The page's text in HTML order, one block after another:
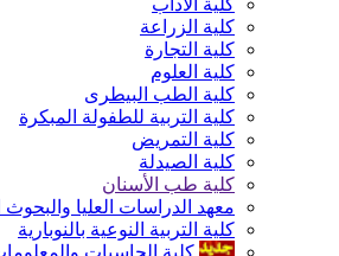
كلية الزراعة
كلية التجارة
كلية العلوم
كلية الطب البيطرى
كلية التربية للطفولة المبكرة
كلية التمريض
كلية الصيدلة
كلية طب الأسنان
معهد الدراسات العليا والبحوث
كلية التربية النوعية بالنوبارية
كلية الحاسبات